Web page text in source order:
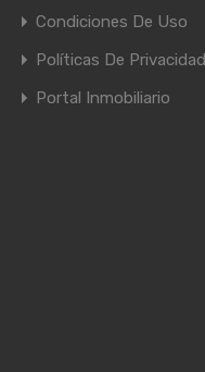
Condiciones De Uso
Políticas De Privacidad
Portal Inmobiliario